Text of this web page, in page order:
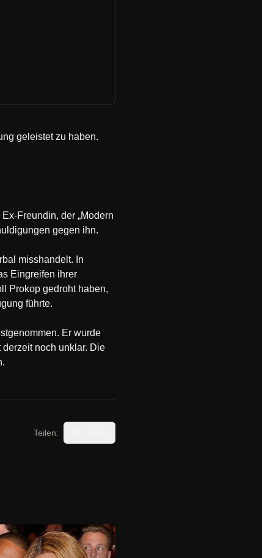
geleistet zu haben.
Freundin, der „Modern
gegen ihn.
misshandelt. In
Eingreifen ihrer
Prokop gedroht haben,
führte.
Er wurde
noch unklar. Die
Teilen: